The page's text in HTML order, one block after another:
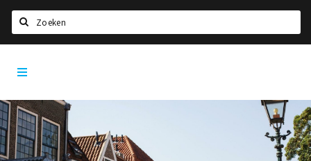
Home
Agenda
Bioscoopagenda
Deals